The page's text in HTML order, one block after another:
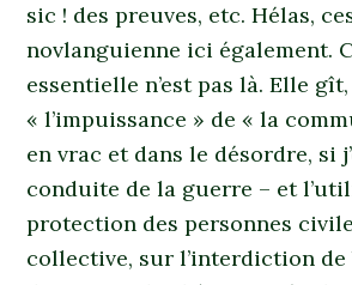
sic ! des preuves, etc. Hélas,
novlanguienne ici également.
essentielle n’est pas là. Elle
« l’impuissance » de « la
en vrac et dans le désordre, si
conduite de la guerre – et
protection des personnes
collective, sur l’interdiction